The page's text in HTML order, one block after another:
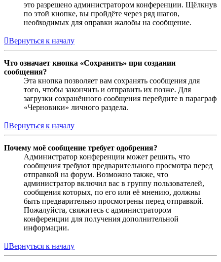
это разрешено администратором конференции. Щёлкнув
по этой кнопке, вы пройдёте через ряд шагов,
необходимых для оправки жалобы на сообщение.
Вернуться к началу
Что означает кнопка «Сохранить» при создании
сообщения?
Эта кнопка позволяет вам сохранять сообщения для
того, чтобы закончить и отправить их позже. Для
загрузки сохранённого сообщения перейдите в параграф
«Черновики» личного раздела.
Вернуться к началу
Почему моё сообщение требует одобрения?
Администратор конференции может решить, что
сообщения требуют предварительного просмотра перед
отправкой на форум. Возможно также, что
администратор включил вас в группу пользователей,
сообщения которых, по его или её мнению, должны
быть предварительно просмотрены перед отправкой.
Пожалуйста, свяжитесь с администратором
конференции для получения дополнительной
информации.
Вернуться к началу